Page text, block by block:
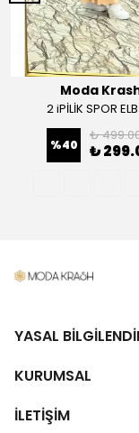
Moda
2 iPİLİK SPOR
%40
₺
₺
YASAL
KURUMSAL
İLETİŞİM